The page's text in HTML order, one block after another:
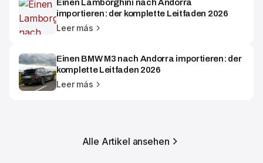
Einen Lamborghini nach Andorra
importieren: der komplette Leitfaden 2026
Leer más
Einen BMW M3 nach Andorra importieren: der
komplette Leitfaden 2026
Leer más
Alle Artikel ansehen